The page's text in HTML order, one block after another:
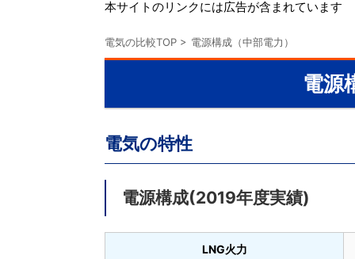
本サイトのリンクには広告が含まれています
電気の比較TOP > 電源構成（中部電力）
電源
電気の特性
電源構成(2019年度実績)
LNG火力